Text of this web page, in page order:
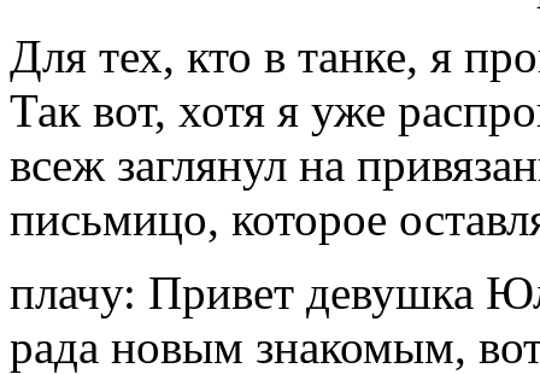
Для тех, кто в танке, я
Так вот, хотя я уже
всеж заглянул на
письмицо, которое
плачу: Привет девушка
рада новым знакомым,